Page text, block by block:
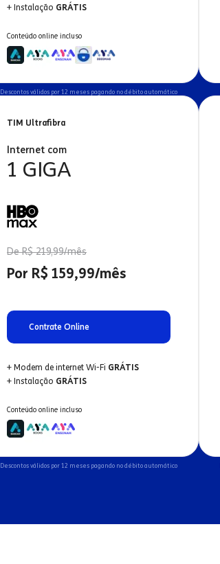
+ Instalação GRÁTIS
Conteúdo online incluso
Descontos válidos por 12 meses pagando no débito automático
TIM Ultrafibra
Internet com
1 GIGA
De R$ 219,99/mês
Por R$ 159,99/mês
Contrate Online
+ Modem de internet Wi-Fi GRÁTIS
+ Instalação GRÁTIS
Conteúdo online incluso
Descontos válidos por 12 meses pagando no débito automático